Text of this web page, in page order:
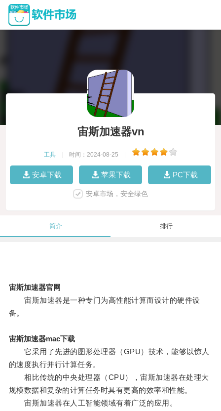
宙斯加速器vn
工具 时间：2024-08-25
安卓下载 苹果下载 PC下载
安卓市场，安全绿色
简介 排行
宙斯加速器官网
宙斯加速器是一种专门为高性能计算而设计的硬件设
备。
宙斯加速器mac下载
它采用了先进的图形处理器（GPU）技术，能够以惊人
的速度执行并行计算任务。
相比传统的中央处理器（CPU），宙斯加速器在处理大
规模数据和复杂的计算任务时具有更高的效率和性能。
宙斯加速器在人工智能领域有着广泛的应用。